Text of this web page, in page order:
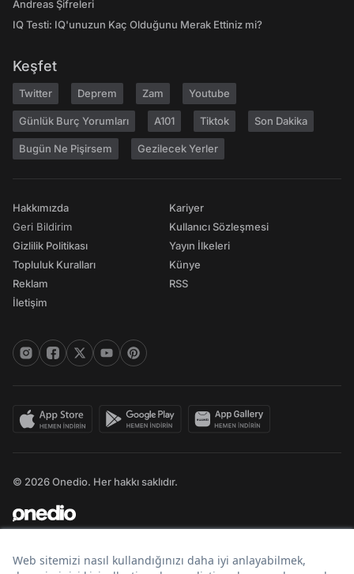
Andreas Şifreleri
IQ Testi: IQ'unuzun Kaç Olduğunu Merak Ettiniz mi?
Keşfet
Twitter Deprem Zam Youtube
Günlük Burç Yorumları A101 Tiktok Son Dakika
Bugün Ne Pişirsem Gezilecek Yerler
Hakkımızda
Geri Bildirim
Gizlilik Politikası
Topluluk Kuralları
Reklam
İletişim
Kariyer
Kullanıcı Sözleşmesi
Yayın İlkeleri
Künye
RSS
© 2026 Onedio. Her hakkı saklıdır.
Bir markasıdır.